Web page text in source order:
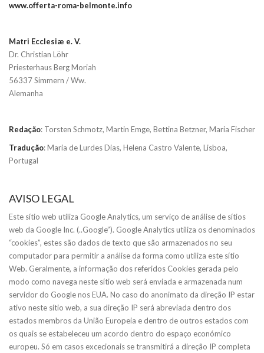
www.offerta-roma-belmonte.info
Matri Ecclesiæ e. V.
Dr. Christian Löhr
Priesterhaus Berg Moriah
56337 Simmern / Ww.
Alemanha
Redação: Torsten Schmotz, Martin Emge, Bettina Betzner, Maria Fischer
Tradução: Maria de Lurdes Dias, Helena Castro Valente, Lisboa,
Portugal
AVISO LEGAL
Este sítio web utiliza Google Analytics, um serviço de análise de sítios
web da Google Inc. (..Google”). Google Analytics utiliza os denominados
“cookies”, estes são dados de texto que são armazenados no seu
computador para permitir a análise da forma como utiliza este sítio
Web. Geralmente, a informação dos referidos Cookies gerada pelo
modo como navega neste sítio web será enviada e armazenada num
servidor do Google nos EUA. No caso do anonimato da direção IP estar
ativo neste sítio web, a sua direção IP será abreviada dentro dos
estados membros da União Europeia e dentro de outros estados com
os quais se estabeleceu um acordo dentro do espaço económico
europeu. Só em casos excecionais se transmitirá a direção IP completa